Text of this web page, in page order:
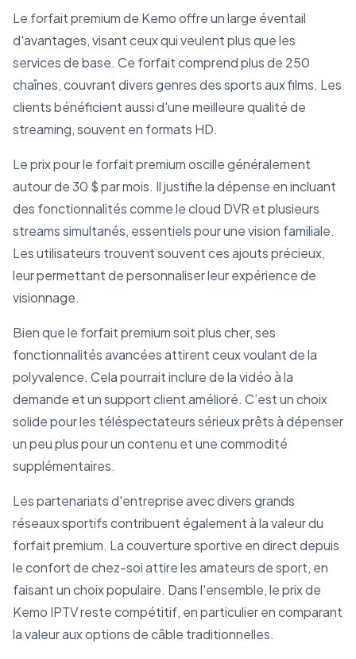
Le forfait premium de Kemo offre un large éventail
d'avantages, visant ceux qui veulent plus que les
services de base. Ce forfait comprend plus de 250
chaînes, couvrant divers genres des sports aux films. Les
clients bénéficient aussi d'une meilleure qualité de
streaming, souvent en formats HD.
Le prix pour le forfait premium oscille généralement
autour de 30 $ par mois. Il justifie la dépense en incluant
des fonctionnalités comme le cloud DVR et plusieurs
streams simultanés, essentiels pour une vision familiale.
Les utilisateurs trouvent souvent ces ajouts précieux,
leur permettant de personnaliser leur expérience de
visionnage.
Bien que le forfait premium soit plus cher, ses
fonctionnalités avancées attirent ceux voulant de la
polyvalence. Cela pourrait inclure de la vidéo à la
demande et un support client amélioré. C’est un choix
solide pour les téléspectateurs sérieux prêts à dépenser
un peu plus pour un contenu et une commodité
supplémentaires.
Les partenariats d'entreprise avec divers grands
réseaux sportifs contribuent également à la valeur du
forfait premium. La couverture sportive en direct depuis
le confort de chez-soi attire les amateurs de sport, en
faisant un choix populaire. Dans l'ensemble, le prix de
Kemo IPTV reste compétitif, en particulier en comparant
la valeur aux options de câble traditionnelles.